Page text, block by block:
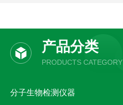
产品分类
PRODUCTS CATEGORY
分子生物检测仪器